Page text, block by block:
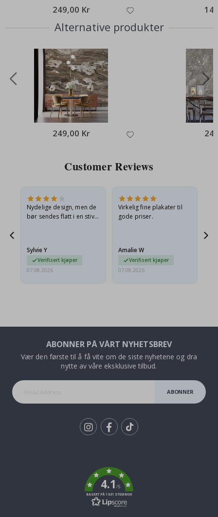
249,00 Kr
Alternative produkter
249,00 Kr
Customer Reviews
Nydelige design, men de
bør sendes flatt i en stiv
Sylvie Y
Verifisert kjøper
07.08.2026
Virkelig fine plakater til
gode priser.
Amalie W
Verifisert kjøper
07.08.2026
ABONNER PÅ VÅRT NYHETSBREV
Vær den første til å få vite om de siste nyhetene og dra
nytte av våre eksklusive tilbud.
ABONNER
4.1/5
BASERT PÅ 1031 STEMMER